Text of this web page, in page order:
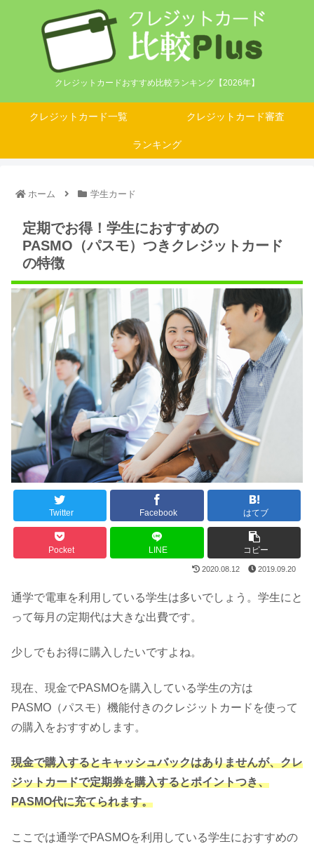
クレジットカードおすすめ比較ランキング【2026年】
クレジットカード一覧 クレジットカード審査
ランキング
ホーム 学生カード
定期でお得！学生におすすめの
PASMO（パスモ）つきクレジットカード
の特徴
Twitter Facebook はてブ
Pocket LINE コピー
2020.08.12 2019.09.20
通学で電車を利用している学生は多いでしょう。学生にと
って毎月の定期代は大きな出費です。
少しでもお得に購入したいですよね。
現在、現金でPASMOを購入している学生の方は
PASMO（パスモ）機能付きのクレジットカードを使って
の購入をおすすめします。
現金で購入するとキャッシュバックはありませんが、クレ
ジットカードで定期券を購入するとポイントつき、
PASMO代に充てられます。
ここでは通学でPASMOを利用している学生におすすめの